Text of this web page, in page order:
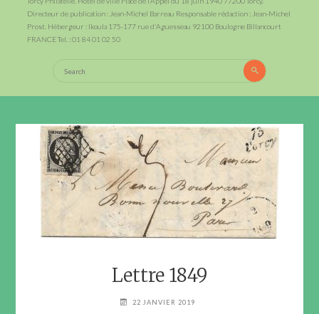
Directeur de publication : Jean-Michel Barreau Responsable rédaction : Jean-Michel
Prost. Hébergeur : Ikoula 175-177 rue d'Aguesseau 92100 Boulogne Billancourt
FRANCE Tel. : 01 84 01 02 50
Search
Lettre 1849
22 JANVIER 2019